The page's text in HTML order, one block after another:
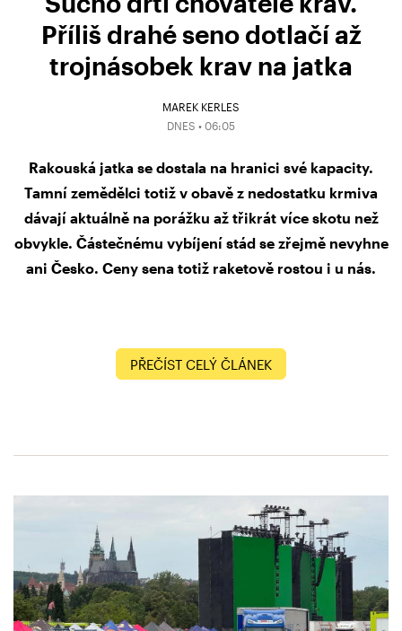
Příliš drahé seno dotlačí až
trojnásobek krav na jatka
MAREK KERLES
DNES • 06:05
Rakouská jatka se dostala na hranici své kapacity.
Tamní zemědělci totiž v obavě z nedostatku krmiva
dávají aktuálně na porážku až třikrát více skotu než
obvykle. Částečnému vybíjení stád se zřejmě nevyhne
ani Česko. Ceny sena totiž raketově rostou i u nás.
PŘEČÍST CELÝ ČLÁNEK